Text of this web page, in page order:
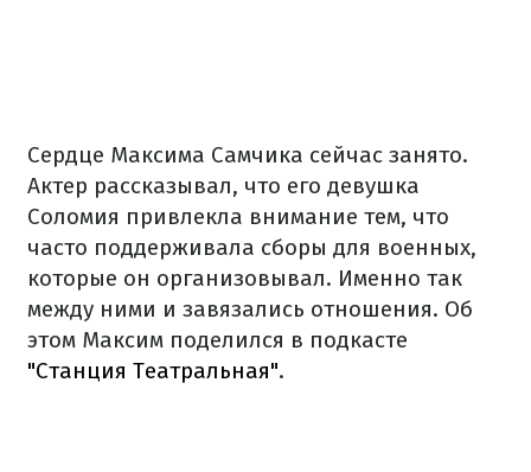
Сердце Максима Самчика сейчас занято.
Актер рассказывал, что его девушка
Соломия привлекла внимание тем, что
часто поддерживала сборы для военных,
которые он организовывал. Именно так
между ними и завязались отношения. Об
этом Максим поделился в подкасте
"Станция Театральная".